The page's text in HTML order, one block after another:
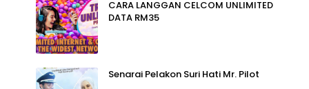
CARA LANGGAN CELCOM UNLIMITED
DATA RM35
Senarai Pelakon Suri Hati Mr. Pilot